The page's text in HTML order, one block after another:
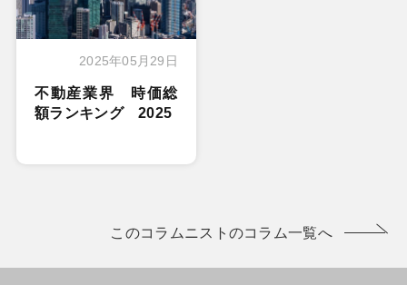
2025年05月29日
不動産業界 時価総
額ランキング 2025
このコラムニストのコラム一覧へ